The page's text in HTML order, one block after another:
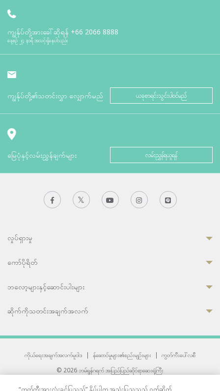
ကျွန်ုပ်တို့အားခေါ်ဆိုရန် +66 2066 8888
နေ့စဉ် ၂၄ နာရီ အသင့်ရှိနေပါသည်။
ကျွန်ုပ်တို့၏သတင်းလွှာ လျှောက်မည် ယခုစာရင်းသွင်းပါဝင်မည်
မြေပုံနှင့်လမ်းညွှန်ချက်များ လမ်းညွှန်ရယူရန်
လှုပ်ရှားမှု
ကော်ပိုရိတ်
ဘလော့များနှင့်ဆောင်းပါးများ
ဆိုက်ကိုသတင်းအချက်အလက်
ကိုယ်ရေးအချက်အလက်မူဝါဒ | န်ဆောင်မှုများ၏စည်းမျဉ်းများ |
ကွတ်ကီးပေါ်လစီ
© 2026 ဘမ်ရွန်ဂရက် အပြည်ပြည်ဆိုင်ရာဆေးရုံကြီး
“ကွတ်ကီးအားလုံးခွင့်ပြုသည်” နှိပ်ပါက အသုံးပြုသူသည် ဝက်ဆိုက်